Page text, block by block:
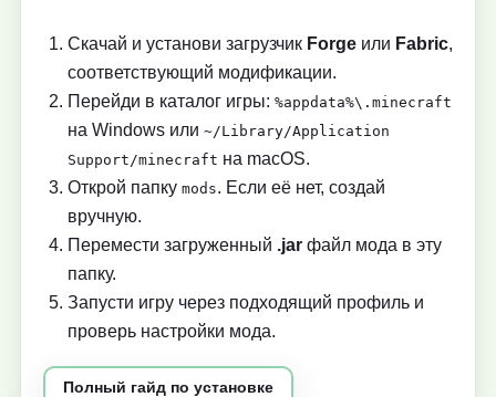
Скачай и установи загрузчик Forge или Fabric,
соответствующий модификации.
Перейди в каталог игры: %appdata%\.minecraft
на Windows или ~/Library/Application
Support/minecraft на macOS.
Открой папку mods. Если её нет, создай
вручную.
Перемести загруженный .jar файл мода в эту
папку.
Запусти игру через подходящий профиль и
проверь настройки мода.
Полный гайд по установке